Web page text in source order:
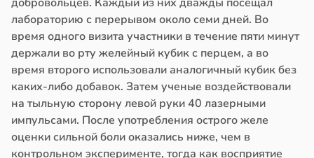
лабораторию с перерывом около семи дней. Во
время одного визита участники в течение пяти минут
держали во рту желейный кубик с перцем, а во
время второго использовали аналогичный кубик без
каких-либо добавок. Затем ученые воздействовали
на тыльную сторону левой руки 40 лазерными
импульсами. После употребления острого желе
оценки сильной боли оказались ниже, чем в
контрольном эксперименте, тогда как восприятие